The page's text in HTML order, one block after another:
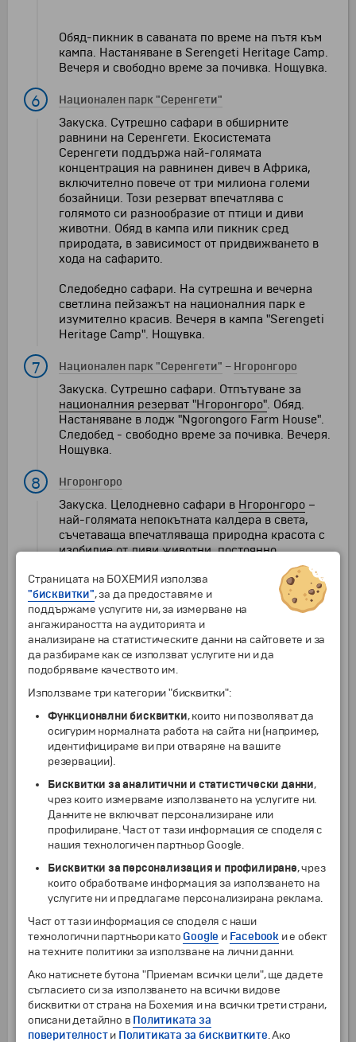
Обяд-пикник в саваната по време на пътя към
кампа. Настаняване в Serengeti Heritage Camp.
Вечеря и свободно време за почивка. Нощувка.
6 Национален парк "Серенгети"
Закуска. Сутрешно сафари в обширните
равнини на Серенгети. Екосистемата
Серенгети поддържа най-голямата
концентрация на равнинен дивеч в Африка,
включително повече от три милиона големи
бозайници. Този резерват впечатлява с
голямото си разнообразие от птици и диви
животни. Обяд в кампа или пикник сред
природата, в зависимост от придвижването в
хода на сафарито.
Следобедно сафари. На сутрешна и вечерна
светлина пейзажът на националния парк е
изумително красив. Вечеря в кампа "Serengeti
Heritage Camp". Нощувка.
7 Национален парк "Серенгети" – Нгоронгоро
Закуска. Сутрешно сафари. Отпътуване за
националния резерват "Нгоронгоро". Обяд.
Настаняване в лодж "Ngorongoro Farm House".
Следобед - свободно време за почивка. Вечеря.
Нощувка.
8 Нгоронгоро
Закуска. Целодневно сафари в Нгоронгоро –
най-голямата непокътната калдера в света,
съчетаваща впечатляваща природна красота с
изобилие от диви животни, постоянно
обитаващи дъното ѝ. На площта на кратера
могат да се видят прайдове лъвове, стада
капски биволи, газели на Томпсън, импали,
носорози, златисти и черногърби чакали,
зебри, гепарди, леопарди и петнисти хиени,
които свободно се разхождат по равните
тревни площи.
Нгоронгоро е известен с несравнимите си
пейзажи, които спират дъха, и с магията на
дивата Африка, съхранена в пълния ѝ блясък.
Обяд-пикник на живописно място сред
природата. Кратерът е и дом на стотици видове
птици, които населяват малките езера на
Следва спускане на около 610 метра до
вътрешността на кратера за вечерно сафари.
Нощувка в лодж Ngorongoro Farm House.
9 Нгоронгоро –Килиманджаро
Закуска. Отпътуване към летище
Килиманджаро и настаняване в лодж "Airport
Planet Lodge" в близост до летището. Следобед
- свободно време за почивка. Вечеря. Нощувка.
10 Килиманджаро –Истанбул–София
Трансфер до летището в Килиманджаро.
Отпътуване за София през Истанбул с полет на
"Turkish Airlines" или през Доха с полет
на авиокомпания "Qatar Airways". Пристигане
Страницата на БОХЕМИЯ използва
"бисквитки", за да предоставяме и
поддържаме услугите ни, за измерване на
ангажираността на аудиторията и
анализиране на статистическите данни на сайтовете и за
да разбираме как се използват услугите ни и да
подобряваме качеството им.
Използваме три категории "бисквитки":
Функционални бисквитки, които ни позволяват да
осигурим нормалната работа на сайта ни (например,
идентифицираме ви при отваряне на вашите
резервации).
Бисквитки за аналитични и статистически данни,
чрез които измерваме използването на услугите ни.
Данните не включват персонализиране или
профилиране. Част от тази информация се споделя с
нашия технологичен партньор Google.
Бисквитки за персонализация и профилиране, чрез
които обработваме информация за използването на
услугите ни и предлагаме персонализирана реклама.
Част от тази информация се споделя с наши
технологични партньори като Google и Facebook и е обект
на техните политики за използване на лични данни.
Ако натиснете бутона "Приемам всички цели", ще дадете
съгласието си за използването на всички видове
бисквитки от страна на Бохемия и на всички трети страни,
описани детайлно в Политиката за
поверителности Политиката за бисквитките. Ако